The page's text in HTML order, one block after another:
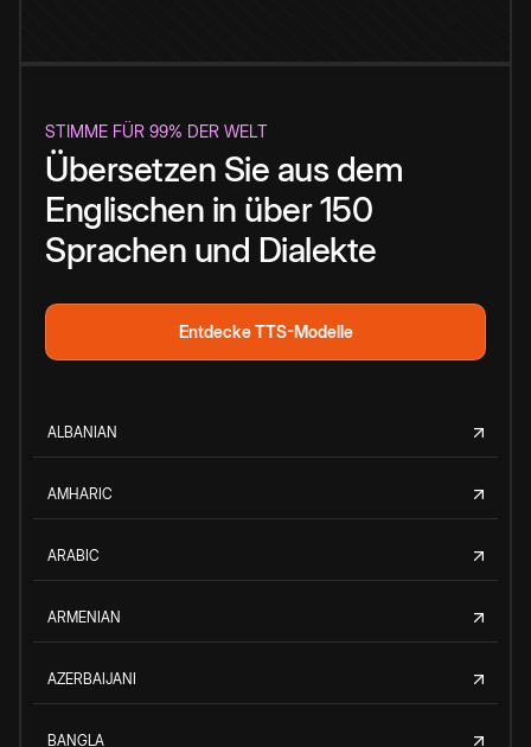
STIMME FÜR 99% DER WELT
Übersetzen Sie aus dem
Englischen in über 150
Sprachen und Dialekte
Entdecke TTS-Modelle
ALBANIAN
AMHARIC
ARABIC
ARMENIAN
AZERBAIJANI
BANGLA